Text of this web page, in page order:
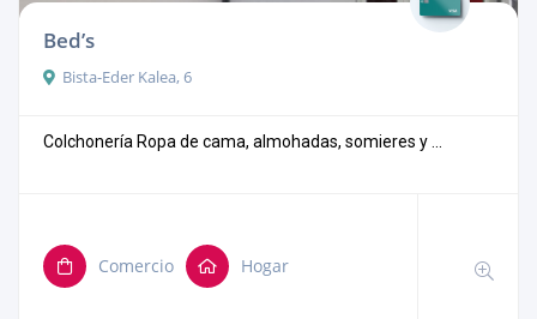
Bed’s
Bista-Eder Kalea, 6
Colchonería Ropa de cama, almohadas, somieres y ...
Comercio Hogar